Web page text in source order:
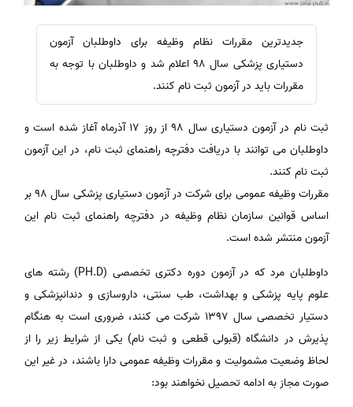
جدیدترین مقررات نظام وظیفه برای داوطلبان آزمون
دستیاری پزشکی سال ۹۸ اعلام شد و داوطلبان با توجه به
مقررات باید در آزمون ثبت نام کنند.
ثبت نام در آزمون دستیاری سال ۹۸ از روز ۱۷ آذرماه آغاز شده است و
داوطلبان می توانند با دریافت دفترچه راهنمای ثبت نام، در این آزمون
ثبت نام کنند.
مقررات وظیفه عمومی برای شرکت در آزمون دستیاری پزشکی سال ۹۸ بر
اساس قوانین سازمان نظام وظیفه در دفترچه راهنمای ثبت نام این
آزمون منتشر شده است.
داوطلبان مرد که در آزمون دوره دکتری تخصصی (PH.D) رشته های
علوم پایه پزشکی و بهداشت، طب سنتی، داروسازی و دندانپزشکی و
دستیار تخصصی سال ١٣٩٧ شرکت می کنند، ضروری است به هنگام
پذیرش در دانشگاه (قبولی قطعی و ثبت نام) یکی از شرایط زیر را از
لحاظ وضعیت مشمولیت و مقررات وظیفه عمومی دارا باشند، در غیر این
صورت مجاز به ادامه تحصیل نخواهند بود: